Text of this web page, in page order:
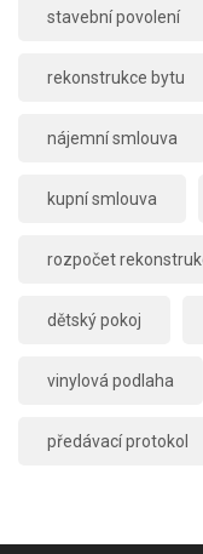
stavební povolení
rekonstrukce bytu
nájemní smlouva
kupní smlouva
rozpočet
dětský pokoj
vinylová podlaha
předávací protokol